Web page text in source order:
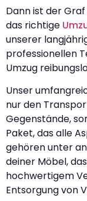
Dann ist der
das richtige
unserer
professionellen
Umzug
Unser
nur den
Gegenstände,
Paket, das alle
gehören unter
deiner Möbel,
hochwertigem
Entsorgung von